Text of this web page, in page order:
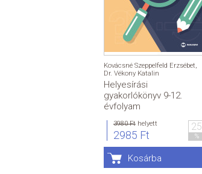
Kovácsné Szeppelfeld Erzsébet,
Dr. Vékony Katalin
Helyesírási
gyakorlókönyv 9-12.
évfolyam
3980 Ft helyett
2985 Ft
25
%
Kosárba